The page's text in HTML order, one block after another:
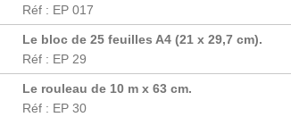
Réf : EP 017
Le bloc de 25 feuilles A4 (21 x 29,7 cm).
Réf : EP 29
Le rouleau de 10 m x 63 cm.
Réf : EP 30